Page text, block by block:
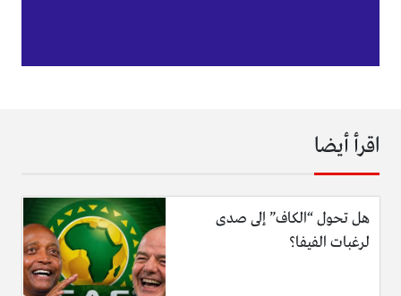
اقرأ أيضا
هل تحول “الكاف” إلى صدى
لرغبات الفيفا؟